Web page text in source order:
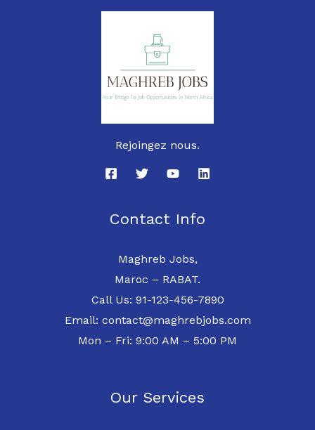
Rejoingez nous.
Contact Info
Maghreb Jobs,
Maroc – RABAT.
Call Us: 91-123-456-7890
Email: contact@maghrebjobs.com
Mon – Fri: 9:00 AM – 5:00 PM
Our Services